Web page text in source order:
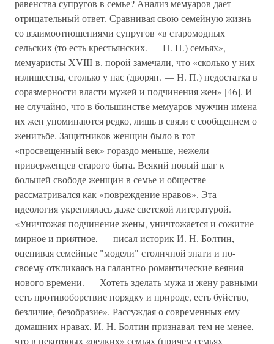
равенства супругов в семье? Анализ мемуаров дает
отрицательный ответ. Сравнивая свою семейную жизнь
со взаимоотношениями супругов «в старомодных
сельских (то есть крестьянских. — Н. П.) семьях»,
мемуаристы XVIII в. порой замечали, что «сколько у них
излишества, столько у нас (дворян. — Н. П.) недостатка в
соразмерности власти мужей и подчинения жен» [46]. И
не случайно, что в большинстве мемуаров мужчин имена
их жен упоминаются редко, лишь в связи с сообщением о
женитьбе. Защитников женщин было в тот
«просвещенный век» гораздо меньше, нежели
приверженцев старого быта. Всякий новый шаг к
большей свободе женщин в семье и обществе
рассматривался как «повреждение нравов». Эта
идеология укреплялась даже светской литературой.
«Уничтожая подчинение жены, уничтожается и сожитие
мирное и приятное, — писал историк И. Н. Болтин,
оценивая семейные "модели" столичной знати и по-
своему откликаясь на галантно-романтические веяния
нового времени. — Хотеть зделать мужа и жену равными
есть противоборствие порядку и природе, есть буйство,
безличие, безобразие». Рассуждая о современных ему
домашних нравах, И. Н. Болтин признавал тем не менее,
что в некоторых «редких» семьях (причем семьях